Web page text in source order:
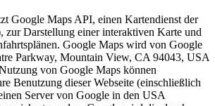
Google Maps API, einen Kartendienst der
zur Darstellung einer interaktiven Karte und
Google Maps wird von Google
Parkway, Mountain View, CA 94043, USA
von Google Maps können
Benutzung dieser Webseite (einschließlich
Server von Google in den USA